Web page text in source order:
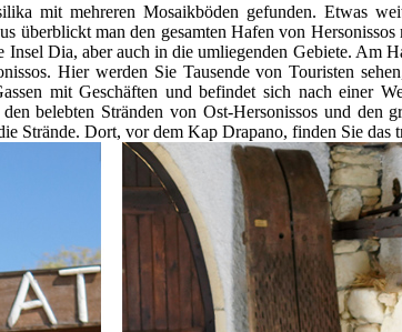
mit mehreren Mosaikböden gefunden. Etwas
überblickt man den gesamten Hafen von
Dia, aber auch in die umliegenden Gebiete. Am
Hier werden Sie Tausende von Touristen
mit Geschäften und befindet sich nach einer
belebten Stränden von Ost-Hersonissos und den
Strände. Dort, vor dem Kap Drapano, finden Sie